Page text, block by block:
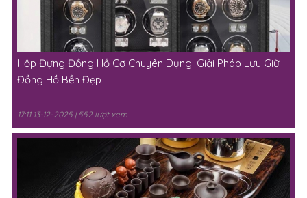
Hộp Đựng Đồng Hồ Cơ Chuyên Dụng: Giải Pháp Lưu Giữ
Đồng Hồ Bền Đẹp
17:11 13-12-2025 | 552 lượt xem